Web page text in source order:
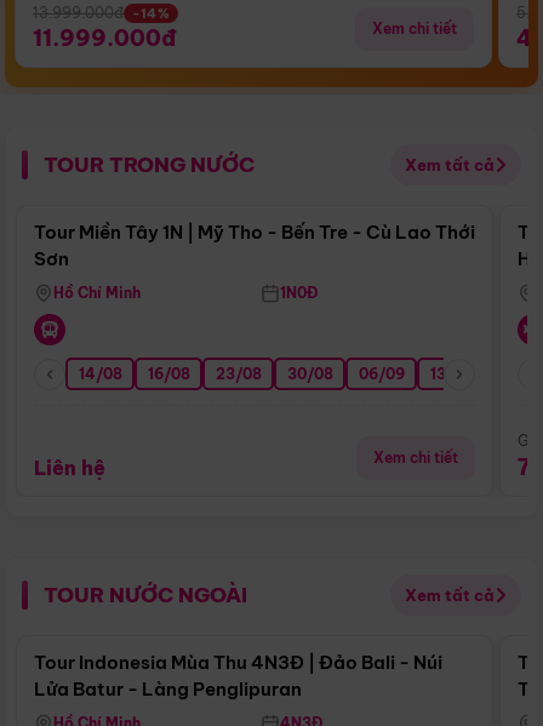
13.999.000đ -14%
11.999.000đ Xem chi tiết
TOUR TRONG NƯỚC Xem tất cả
Điểm nổi bật
Tour Miền Tây 1N | Mỹ Tho - Bến Tre - Cù Lao Thới
Sơn
Hồ Chí Minh 1N0Đ
14/08 16/08 23/08 30/08 06/09 13/09
Liên hệ Xem chi tiết
TOUR NƯỚC NGOÀI Xem tất cả
Điểm nổi bật
Tour Indonesia Mùa Thu 4N3Đ | Đảo Bali - Núi
Lửa Batur - Làng Penglipuran